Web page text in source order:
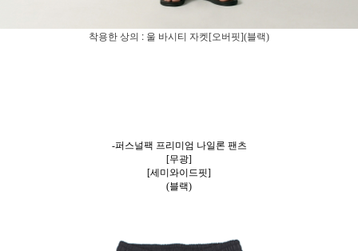
착용한 상의 : 울 바시티 자켓[오버핏](블랙)
-퍼스널팩 프리미엄 나일론 팬츠
[무광]
[세미와이드핏]
(블랙)